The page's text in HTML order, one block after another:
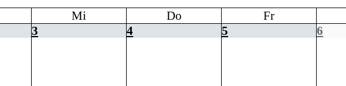
Mi Do Fr
3 4 5 6